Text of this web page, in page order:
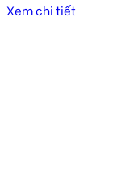
Xem chi tiết